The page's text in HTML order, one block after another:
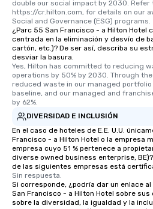
double our social impact by 2030. Refer
https://cr.hilton.com, for details on our
Social and Governance (ESG) programs.
¿Parc 55 San Francisco - a Hilton Hotel
centrada en la eliminación y desvío de
cartón, etc.)? De ser así, describa su
desviar la basura.
Yes, Hilton has committed to reducing
operations by 50% by 2030. Through
reduced waste in our managed portfolio
baseline, and our managed and
by 62%.
DIVERSIDAD E INCLUSIÓN
En el caso de hoteles de E.E. U.U.
Francisco - a Hilton Hotel o la empresa
empresa cuyo 51 % pertenece a
diverse owned business enterprise,
de las siguientes empresas está
Sin respuesta.
Si corresponde, ¿podría dar un enlace
San Francisco - a Hilton Hotel sobre
sobre la diversidad, la igualdad y la